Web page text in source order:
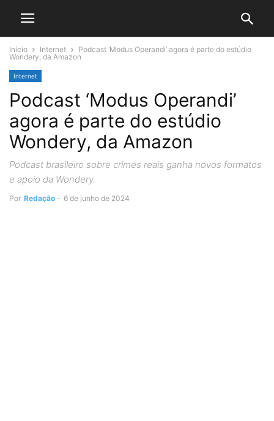
Início Internet
Podcast ‘Modus Operandi’ agora é parte do estúdio
Wondery, da Amazon
Internet
Podcast ‘Modus Operandi’
agora é parte do estúdio
Wondery, da Amazon
Podcast brasileiro sobre crimes reais ganha novos formatos
e apoio da Wondery.
Por Redação - 6 de junho de 2024